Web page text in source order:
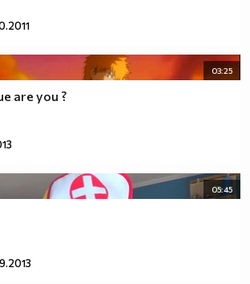
03:25
are you ?
05:45